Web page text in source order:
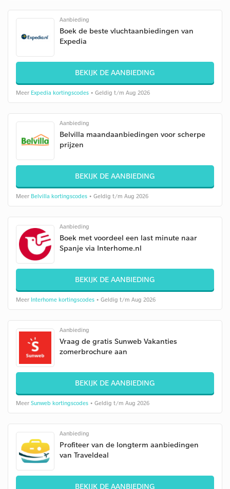
Aanbieding
Boek de beste vluchtaanbiedingen van
Expedia
BEKIJK DE AANBIEDING
Meer Expedia kortingscodes • Geldig t/m Aug 2026
Aanbieding
Belvilla maandaanbiedingen voor scherpe
prijzen
BEKIJK DE AANBIEDING
Meer Belvilla kortingscodes • Geldig t/m Aug 2026
Aanbieding
Boek met voordeel een last minute naar
Spanje via Interhome.nl
BEKIJK DE AANBIEDING
Meer Interhome kortingscodes • Geldig t/m Aug 2026
Aanbieding
Vraag de gratis Sunweb Vakanties
zomerbrochure aan
BEKIJK DE AANBIEDING
Meer Sunweb kortingscodes • Geldig t/m Aug 2026
Aanbieding
Profiteer van de longterm aanbiedingen
van Traveldeal
BEKIJK DE AANBIEDING